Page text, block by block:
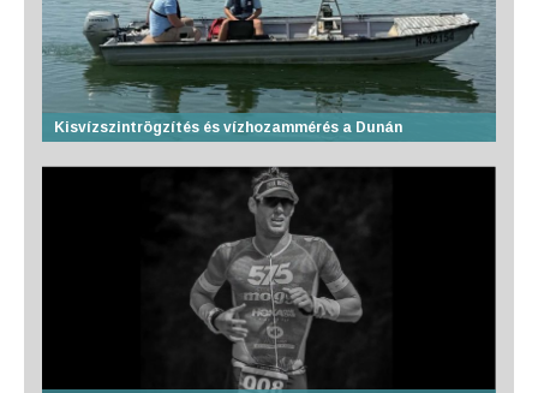
Kisvízszintrögzítés és vízhozammérés a Dunán